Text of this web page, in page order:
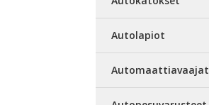
Autolapiot
Automaattiavaajat